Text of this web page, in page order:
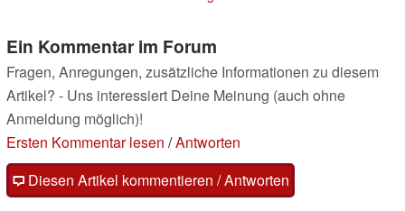
Ein Kommentar im Forum
Fragen, Anregungen, zusätzliche Informationen zu diesem
Artikel? - Uns interessiert Deine Meinung (auch ohne
Anmeldung möglich)!
Ersten Kommentar lesen /Antworten
Diesen Artikel kommentieren / Antworten